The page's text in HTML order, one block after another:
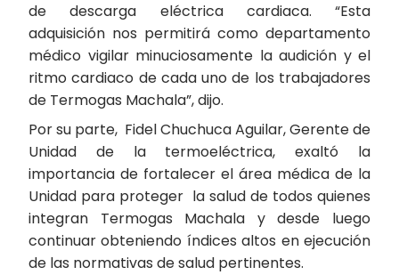
de descarga eléctrica cardiaca. “Esta
adquisición nos permitirá como departamento
médico vigilar minuciosamente la audición y el
ritmo cardiaco de cada uno de los trabajadores
de Termogas Machala”, dijo.
Por su parte, Fidel Chuchuca Aguilar, Gerente de
Unidad de la termoeléctrica, exaltó la
importancia de fortalecer el área médica de la
Unidad para proteger la salud de todos quienes
integran Termogas Machala y desde luego
continuar obteniendo índices altos en ejecución
de las normativas de salud pertinentes.